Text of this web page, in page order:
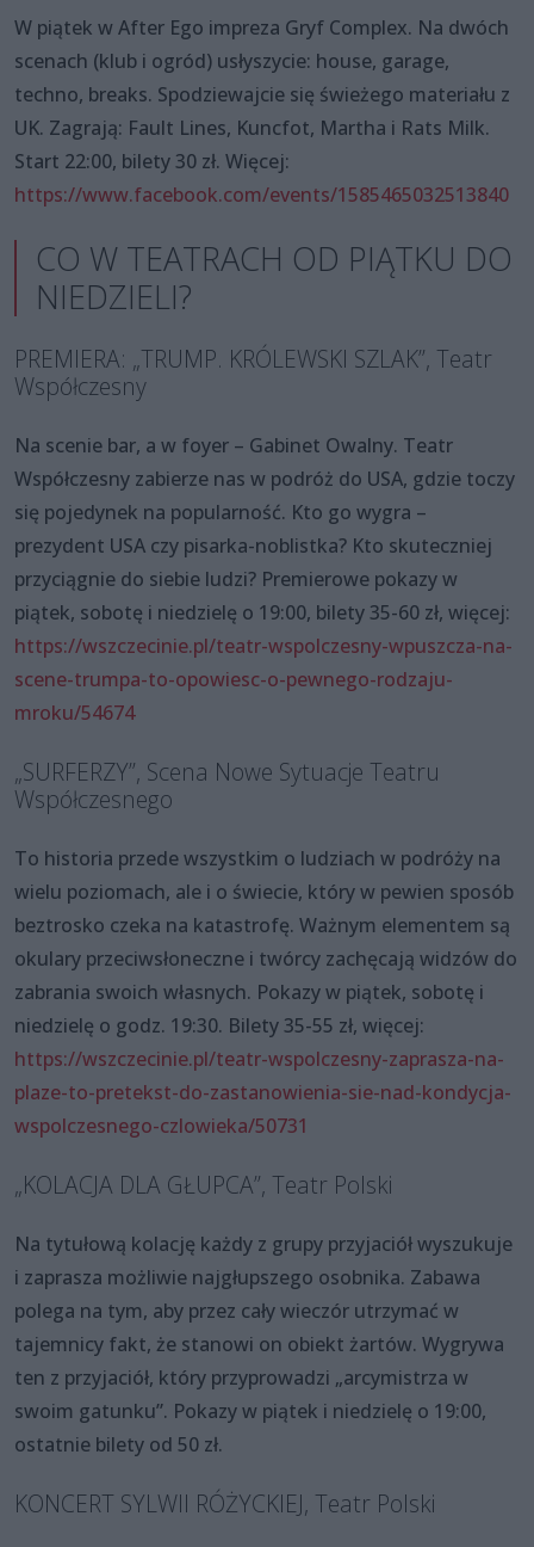
W piątek w After Ego impreza Gryf Complex. Na dwóch
scenach (klub i ogród) usłyszycie: house, garage,
techno, breaks. Spodziewajcie się świeżego materiału z
UK. Zagrają: Fault Lines, Kuncfot, Martha i Rats Milk.
Start 22:00, bilety 30 zł. Więcej:
https://www.facebook.com/events/1585465032513840
CO W TEATRACH OD PIĄTKU DO
NIEDZIELI?
PREMIERA: „TRUMP. KRÓLEWSKI SZLAK”, Teatr
Współczesny
Na scenie bar, a w foyer – Gabinet Owalny. Teatr
Współczesny zabierze nas w podróż do USA, gdzie toczy
się pojedynek na popularność. Kto go wygra –
prezydent USA czy pisarka-noblistka? Kto skuteczniej
przyciągnie do siebie ludzi? Premierowe pokazy w
piątek, sobotę i niedzielę o 19:00, bilety 35-60 zł, więcej:
https://wszczecinie.pl/teatr-wspolczesny-wpuszcza-na-
scene-trumpa-to-opowiesc-o-pewnego-rodzaju-
mroku/54674
„SURFERZY”, Scena Nowe Sytuacje Teatru
Współczesnego
To historia przede wszystkim o ludziach w podróży na
wielu poziomach, ale i o świecie, który w pewien sposób
beztrosko czeka na katastrofę. Ważnym elementem są
okulary przeciwsłoneczne i twórcy zachęcają widzów do
zabrania swoich własnych. Pokazy w piątek, sobotę i
niedzielę o godz. 19:30. Bilety 35-55 zł, więcej:
https://wszczecinie.pl/teatr-wspolczesny-zaprasza-na-
plaze-to-pretekst-do-zastanowienia-sie-nad-kondycja-
wspolczesnego-czlowieka/50731
„KOLACJA DLA GŁUPCA”, Teatr Polski
Na tytułową kolację każdy z grupy przyjaciół wyszukuje
i zaprasza możliwie najgłupszego osobnika. Zabawa
polega na tym, aby przez cały wieczór utrzymać w
tajemnicy fakt, że stanowi on obiekt żartów. Wygrywa
ten z przyjaciół, który przyprowadzi „arcymistrza w
swoim gatunku”. Pokazy w piątek i niedzielę o 19:00,
ostatnie bilety od 50 zł.
KONCERT SYLWII RÓŻYCKIEJ, Teatr Polski